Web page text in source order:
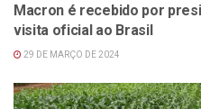
Macron é recebido por
visita oficial ao Brasil
29 DE MARÇO DE 2024